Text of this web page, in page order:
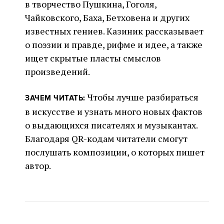
в творчество Пушкина, Гоголя,
Чайковского, Баха, Бетховена и других
известных гениев. Казиник рассказывает
о поэзии и правде, рифме и идее, а также
ищет скрытые пласты смыслов
произведений.
ЗАЧЕМ ЧИТАТЬ: Чтобы лучше разбираться
в искусстве и узнать много новых фактов
о выдающихся писателях и музыкантах.
Благодаря QR-кодам читатели смогут
послушать композиции, о которых пишет
автор.